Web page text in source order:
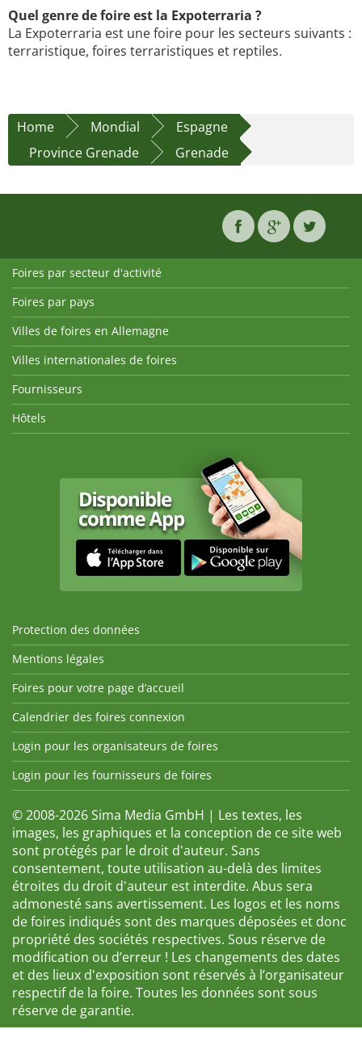
Quel genre de foire est la Expoterraria ?
La Expoterraria est une foire pour les secteurs suivants :
terraristique, foires terraristiques et reptiles.
Home Mondial
Espagne
Province Grenade
Grenade
Foires par secteur d'activité
Foires par pays
Villes de foires en Allemagne
Villes internationales de foires
Fournisseurs
Hôtels
Protection des données
Mentions légales
Foires pour votre page d’accueil
Calendrier des foires connexion
Login pour les organisateurs de foires
Login pour les fournisseurs de foires
© 2008-2026 Sima Media GmbH | Les textes, les
images, les graphiques et la conception de ce site web
sont protégés par le droit d'auteur. Sans
consentement, toute utilisation au-delà des limites
étroites du droit d'auteur est interdite. Abus sera
admonesté sans avertissement. Les logos et les noms
de foires indiqués sont des marques déposées et donc
propriété des sociétés respectives. Sous réserve de
modification ou d’erreur ! Les changements des dates
et des lieux d'exposition sont réservés à l’organisateur
respectif de la foire. Toutes les données sont sous
réserve de garantie.